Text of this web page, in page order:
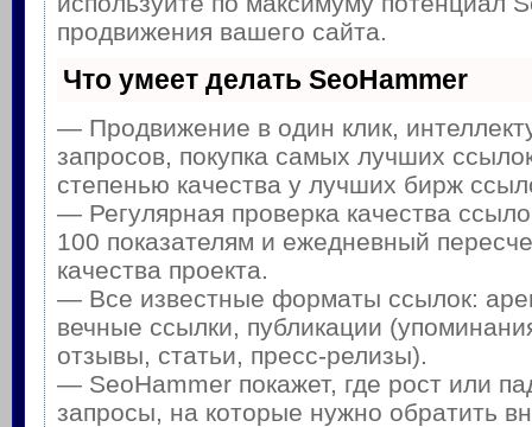
продвижения вашего сайта.
Что умеет делать SeoHammer
— Продвижение в один клик,
запросов, покупка самых лучших
степенью качества у лучших бирж
— Регулярная проверка качества
100 показателям и ежедневный
качества проекта.
— Все известные форматы ссылок:
вечные ссылки, публикации
отзывы, статьи, пресс-релизы).
— SeoHammer покажет, где рост или
запросы, на которые нужно обратить